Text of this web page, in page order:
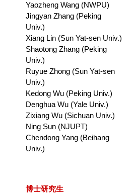
Yaozheng Wang (NWPU)
Jingyan Zhang (Peking
Univ.)
Xiang Lin (Sun Yat-sen Univ.)
Shaotong Zhang (Peking
Univ.)
Ruyue Zhong (Sun Yat-sen
Univ.)
Kedong Wu (Peking Univ.)
Denghua Wu (Yale Univ.)
Zixiang Wu (Sichuan Univ.)
Ning Sun (NJUPT)
Chendong Yang (Beihang
Univ.)
博士研究生